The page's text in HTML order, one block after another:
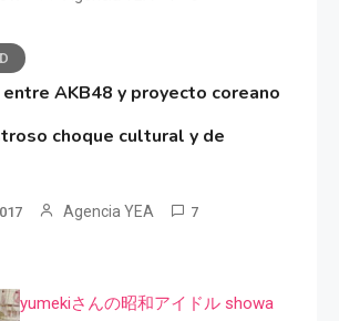
AKB48 y proyecto coreano
choque cultural y de
Agencia YEA 7
yumekiさんの昭和アイドル showa